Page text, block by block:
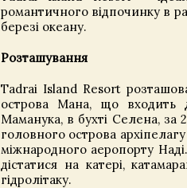
романтичного відпочинку в
березі океану.
Розташування
Tadrai Island Resort
острова Мана, що входить
Маманука, в бухті Селена, за
головного острова архіпелагу
міжнародного аеропорту
дістатися на катері,
гідролітаку.